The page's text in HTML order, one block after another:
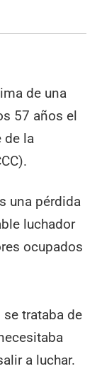
de una
57 años el
de la
una pérdida
luchador
ocupados
trataba de
a luchar.